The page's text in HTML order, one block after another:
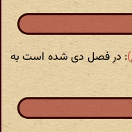
: در فصل دی شده است به